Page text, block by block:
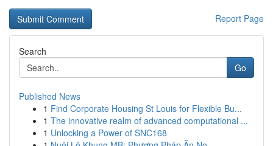
Report Page
Search
Go
Published News
1 Find Corporate Housing St Louis for Flexible Bu...
1 The innovative realm of advanced computational ...
1 Unlocking a Power of SNC168